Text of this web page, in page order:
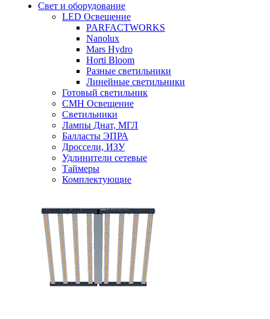
Свет и оборудование
LED Освещение
PARFACTWORKS
Nanolux
Mars Hydro
Horti Bloom
Разные светильники
Линейные светильники
Готовый светильник
CMH Освещение
Светильники
Лампы Днат, МГЛ
Балласты ЭПРА
Дроссели, ИЗУ
Удлинители сетевые
Таймеры
Комплектующие